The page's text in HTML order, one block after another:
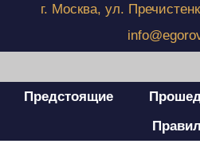
г. Москва, ул.
Предстоящие